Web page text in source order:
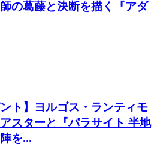
の葛藤と決断を描く『アダ
ント】ヨルゴス・ランティモ
スターと『パラサイト 半地
を...